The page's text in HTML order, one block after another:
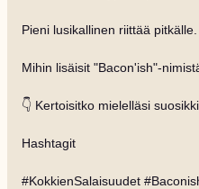
Pieni lusikallinen riittää pitkälle.
Mihin lisäisit "Bacon'ish"-
👇 Kertoisitko mielelläsi
Hashtagit
#KokkienSalaisuudet